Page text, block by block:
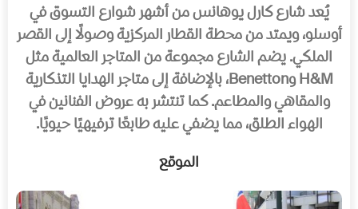
يُعد شارع كارل يوهانس من أشهر شوارع التسوق في
أوسلو، ويمتد من محطة القطار المركزية وصولًا إلى القصر
الملكي. يضم الشارع مجموعة من المتاجر العالمية مثل
H&M وBenetton، بالإضافة إلى متاجر الهدايا التذكارية
والمقاهي والمطاعم. كما تنتشر به عروض الفنانين في
الهواء الطلق، مما يضفي عليه طابعًا ترفيهيًا حيويًا.
الموقع